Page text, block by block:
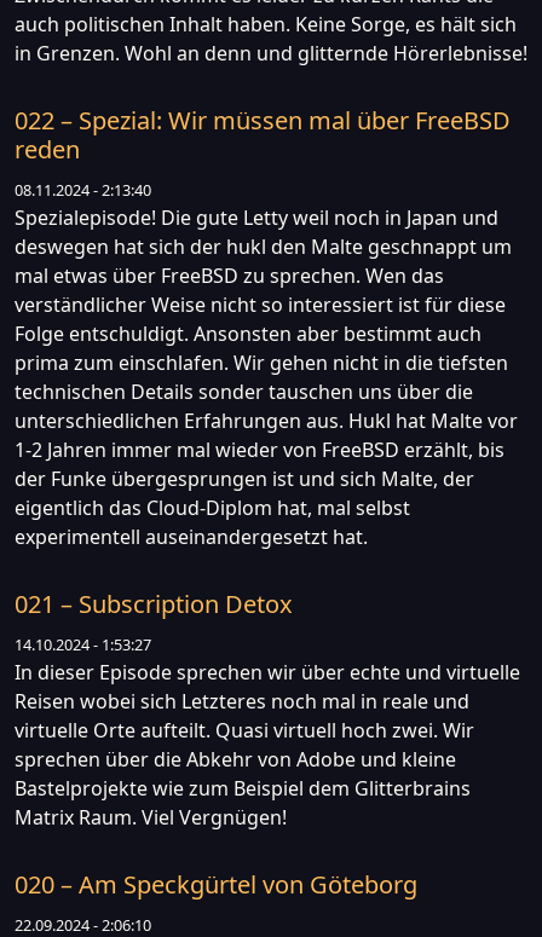
auch politischen Inhalt haben. Keine Sorge, es hält sich
in Grenzen. Wohl an denn und glitternde Hörerlebnisse!
022 – Spezial: Wir müssen mal über FreeBSD
reden
08.11.2024 - 2:13:40
Spezialepisode! Die gute Letty weil noch in Japan und
deswegen hat sich der hukl den Malte geschnappt um
mal etwas über FreeBSD zu sprechen. Wen das
verständlicher Weise nicht so interessiert ist für diese
Folge entschuldigt. Ansonsten aber bestimmt auch
prima zum einschlafen. Wir gehen nicht in die tiefsten
technischen Details sonder tauschen uns über die
unterschiedlichen Erfahrungen aus. Hukl hat Malte vor
1-2 Jahren immer mal wieder von FreeBSD erzählt, bis
der Funke übergesprungen ist und sich Malte, der
eigentlich das Cloud-Diplom hat, mal selbst
experimentell auseinandergesetzt hat.
021 – Subscription Detox
14.10.2024 - 1:53:27
In dieser Episode sprechen wir über echte und virtuelle
Reisen wobei sich Letzteres noch mal in reale und
virtuelle Orte aufteilt. Quasi virtuell hoch zwei. Wir
sprechen über die Abkehr von Adobe und kleine
Bastelprojekte wie zum Beispiel dem Glitterbrains
Matrix Raum. Viel Vergnügen!
020 – Am Speckgürtel von Göteborg
22.09.2024 - 2:06:10